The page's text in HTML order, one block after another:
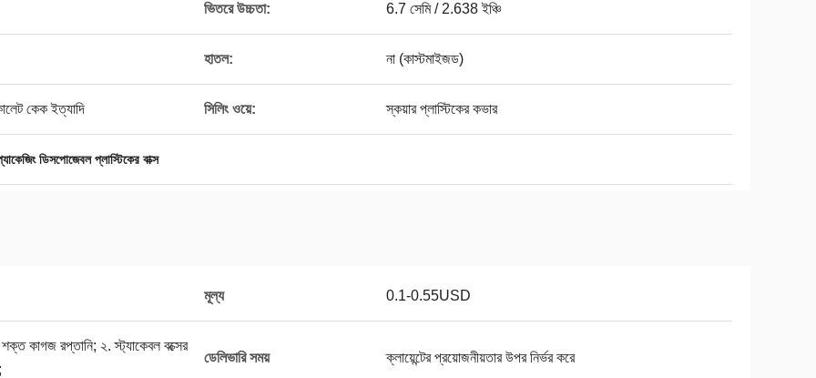
ভিতরে উচ্চতা: 6.7 সেমি / 2.638 ইঞ্চি
হাতল: না (কাস্টমাইজড)
কেক ইত্যাদি সিলিং ওয়ে: স্কয়ার প্লাস্টিকের কভার
ডিসপোজেবল প্লাস্টিকের বাক্স
মূল্য 0.1-0.55USD
কাগজ রপ্তানি; ২. স্ট্যাকেবল বক্সের
ডেলিভারি সময় ক্লায়েন্টের প্রয়োজনীয়তার উপর নির্ভর করে